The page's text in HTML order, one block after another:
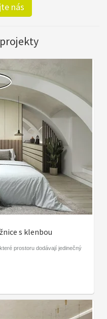
nás
s klenbou
prostoru dodávají jedinečný